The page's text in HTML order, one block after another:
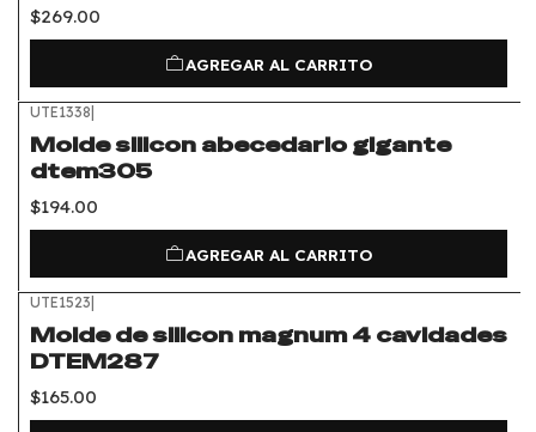
$269.00
AGREGAR AL CARRITO
UTE1338|
Molde silicon abecedario gigante
dtem305
$194.00
AGREGAR AL CARRITO
UTE1523|
Molde de silicon magnum 4 cavidades
DTEM287
$165.00